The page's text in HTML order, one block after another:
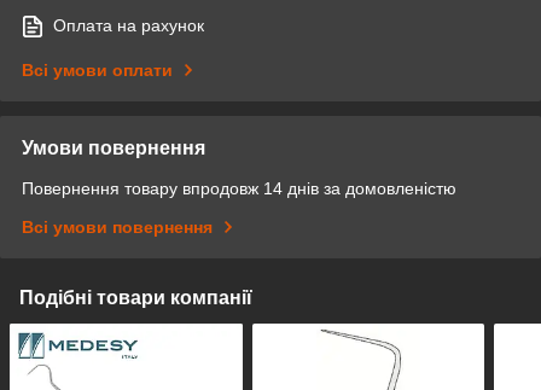
Оплата на рахунок
Всі умови оплати
Умови повернення
Повернення товару впродовж 14 днів за домовленістю
Всі умови повернення
Подібні товари компанії